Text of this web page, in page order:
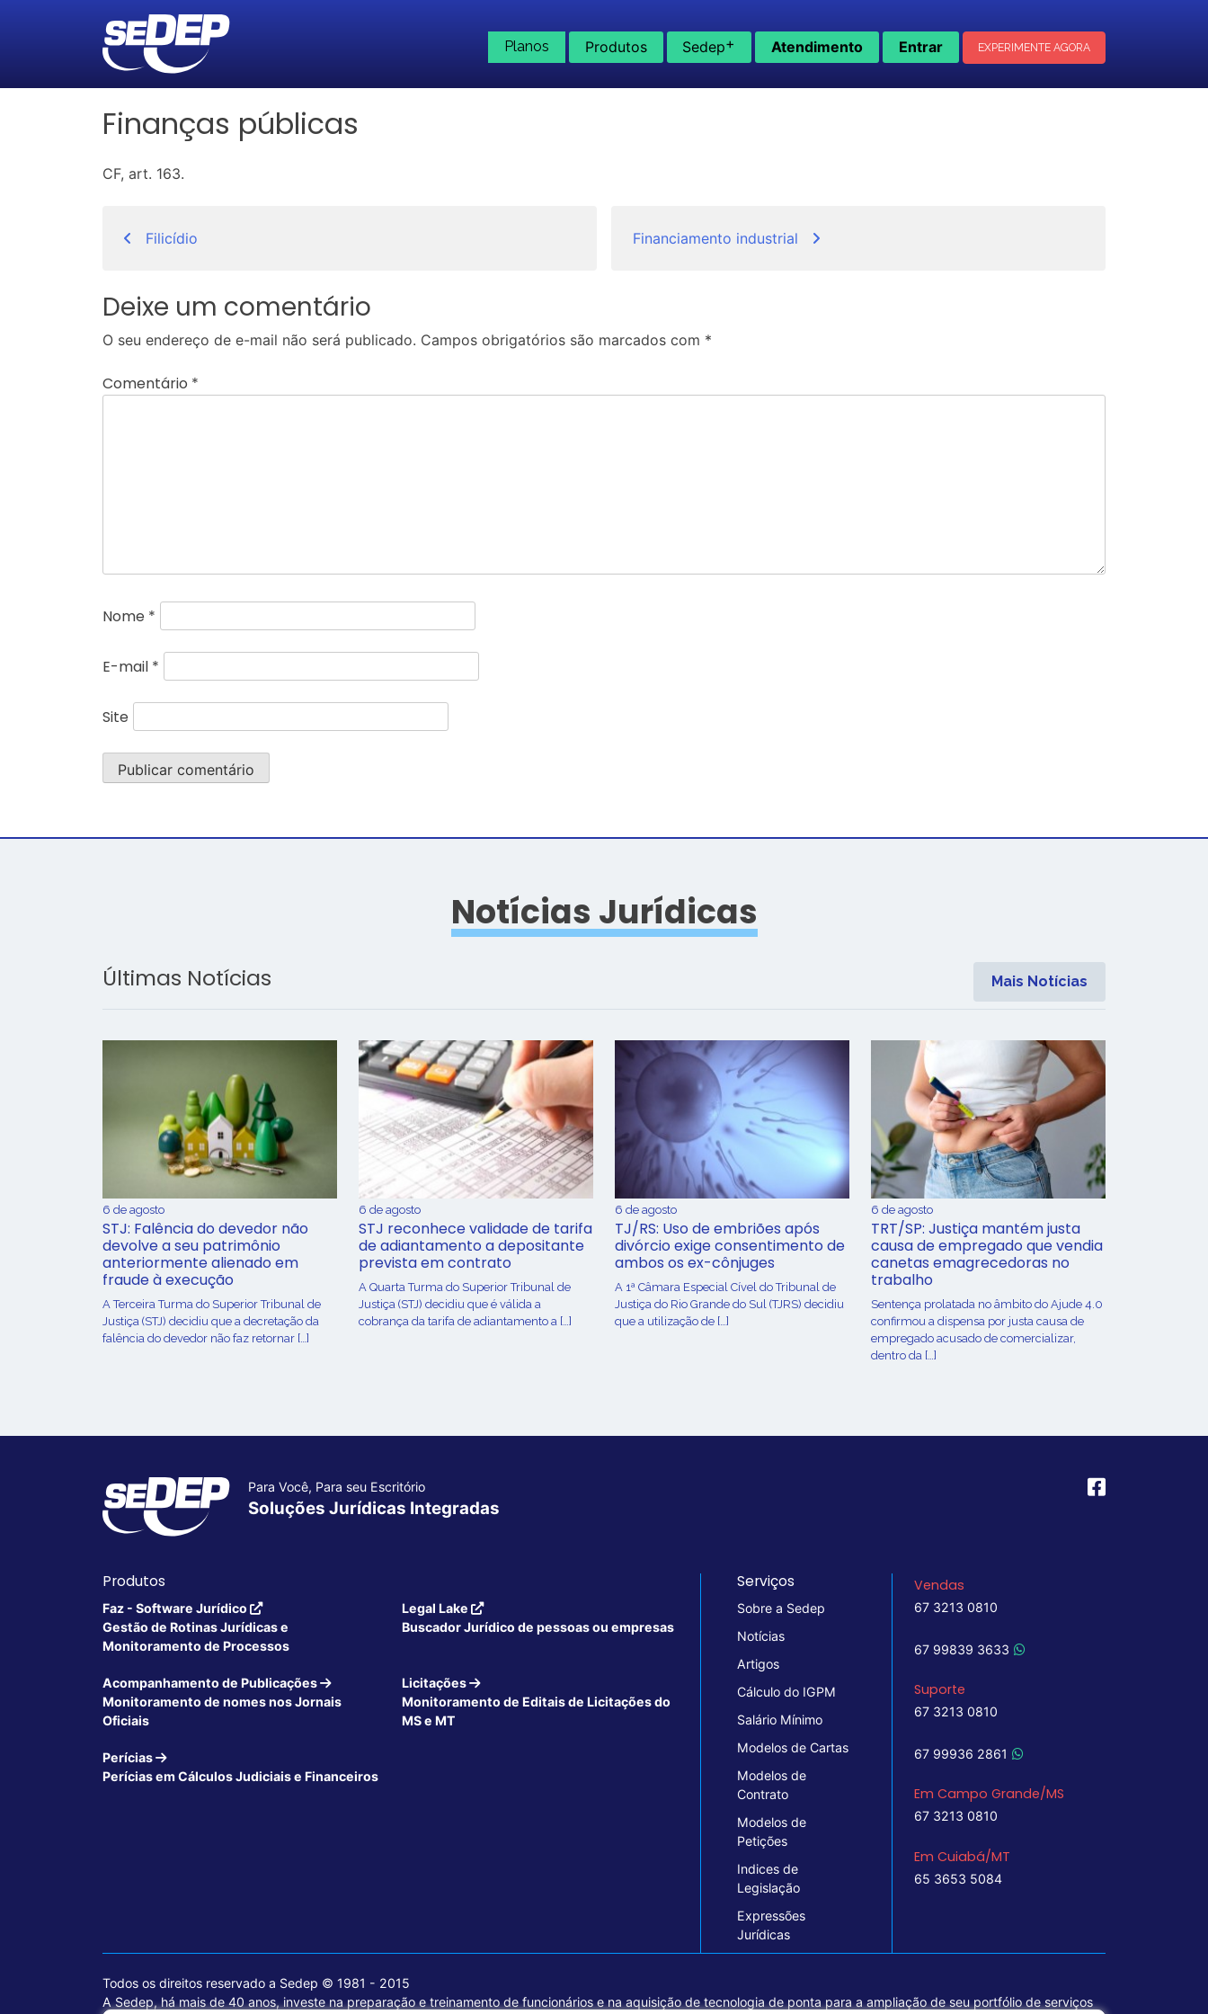
Planos Produtos Sedep+ Atendimento Entrar EXPERIMENTE AGORA
Finanças públicas
CF, art. 163.
Navegação
de
Post
Filicídio Financiamento industrial
Deixe um comentário
O seu endereço de e-mail não será publicado. Campos obrigatórios são marcados com *
Comentário *
Nome *
E-mail *
Site
Notícias Jurídicas
Últimas Notícias Mais Notícias
6 de agosto
STJ: Falência do devedor não
devolve a seu patrimônio
anteriormente alienado em
fraude à execução
A Terceira Turma do Superior Tribunal de
Justiça (STJ) decidiu que a decretação da
falência do devedor não faz retornar […]
6 de agosto
STJ reconhece validade de tarifa
de adiantamento a depositante
prevista em contrato
A Quarta Turma do Superior Tribunal de
Justiça (STJ) decidiu que é válida a
cobrança da tarifa de adiantamento a […]
6 de agosto
TJ/RS: Uso de embriões após
divórcio exige consentimento de
ambos os ex-cônjuges
A 1ª Câmara Especial Cível do Tribunal de
Justiça do Rio Grande do Sul (TJRS) decidiu
que a utilização de […]
6 de agosto
TRT/SP: Justiça mantém justa
causa de empregado que vendia
canetas emagrecedoras no
trabalho
Sentença prolatada no âmbito do Ajude 4.0
confirmou a dispensa por justa causa de
empregado acusado de comercializar,
dentro da […]
Para Você, Para seu Escritório
Soluções Jurídicas Integradas
Produtos
Faz - Software Jurídico
Gestão de Rotinas Jurídicas e
Monitoramento de Processos
Legal Lake
Buscador Jurídico de pessoas ou empresas
Acompanhamento de Publicações
Monitoramento de nomes nos Jornais
Oficiais
Licitações
Monitoramento de Editais de Licitações do
MS e MT
Perícias
Perícias em Cálculos Judiciais e Financeiros
Serviços
Sobre a Sedep
Notícias
Artigos
Cálculo do IGPM
Salário Mínimo
Modelos de Cartas
Modelos de
Contrato
Modelos de
Petições
Indices de
Legislação
Expressões
Jurídicas
Vendas
67 3213 0810
67 99839 3633
Suporte
67 3213 0810
67 99936 2861
Em Campo Grande/MS
67 3213 0810
Em Cuiabá/MT
65 3653 5084
Todos os direitos reservado a Sedep © 1981 - 2015
A Sedep, há mais de 40 anos, investe na preparação e treinamento de funcionários e na aquisição de tecnologia de ponta para a ampliação de seu portfólio de serviços